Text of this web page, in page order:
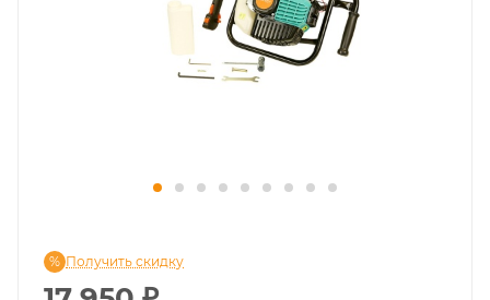
Получить скидку